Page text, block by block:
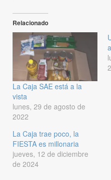
Relacionado
La Caja SAE está a la
vista
lunes, 29 de agosto de
2022
La Caja trae poco, la
FIESTA es millonaria
jueves, 12 de diciembre
de 2024